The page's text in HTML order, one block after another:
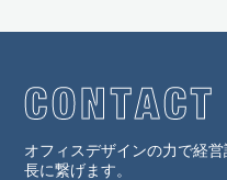
オフィスデザインの力で経
長に繋げます。